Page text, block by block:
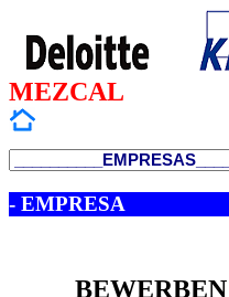
MEZCAL
- EMPRESA